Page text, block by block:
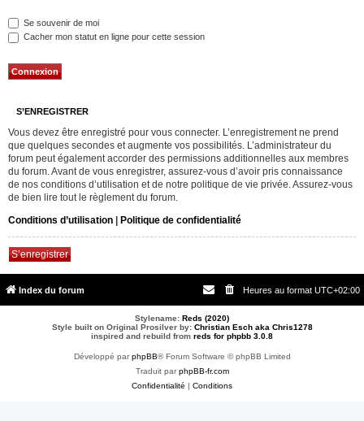
Se souvenir de moi
Cacher mon statut en ligne pour cette session
S’ENREGISTRER
Vous devez être enregistré pour vous connecter. L’enregistrement ne prend
que quelques secondes et augmente vos possibilités. L’administrateur du
forum peut également accorder des permissions additionnelles aux membres
du forum. Avant de vous enregistrer, assurez-vous d’avoir pris connaissance
de nos conditions d’utilisation et de notre politique de vie privée. Assurez-vous
de bien lire tout le règlement du forum.
Conditions d’utilisation
Politique de confidentialité
S’enregistrer
Index du forum Heures au format UTC+02:00
Stylename: Reds (2020)
Style built on Original Prosilver by: Christian Esch aka Chris1278
inspired and rebuild from reds for phpbb 3.0.8
Développé parphpBB® Forum Software © phpBB Limited
Traduit parphpBB-fr.com
Confidentialité
Conditions